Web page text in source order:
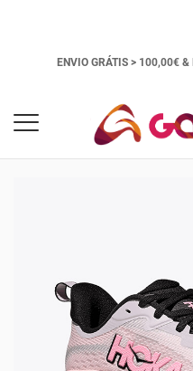
ENVIO GRÁTIS > 100,00€ &